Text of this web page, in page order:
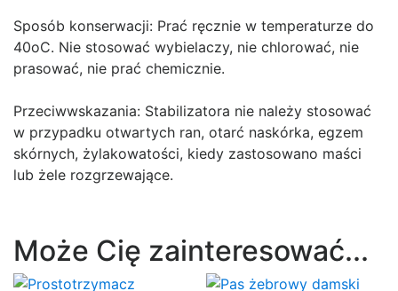
Sposób konserwacji: Prać ręcznie w temperaturze do
40oC. Nie stosować wybielaczy, nie chlorować, nie
prasować, nie prać chemicznie.
Przeciwwskazania: Stabilizatora nie należy stosować
w przypadku otwartych ran, otarć naskórka, egzem
skórnych, żylakowatości, kiedy zastosowano maści
lub żele rozgrzewające.
Może Cię zainteresować...